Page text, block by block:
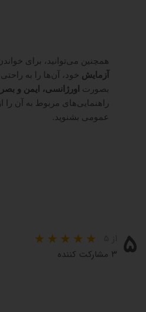
همچنین می‌توانید، برای
آزمایش خود، آن‌ها را به راحتی
بصورت
اورژانسی، ایمن و
راهنمایی‌های مربوط به آن
عمومی بشنوید.
۵ ۳ مشارکت کننده